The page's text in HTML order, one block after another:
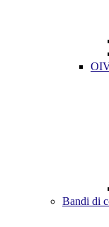
Bandi di